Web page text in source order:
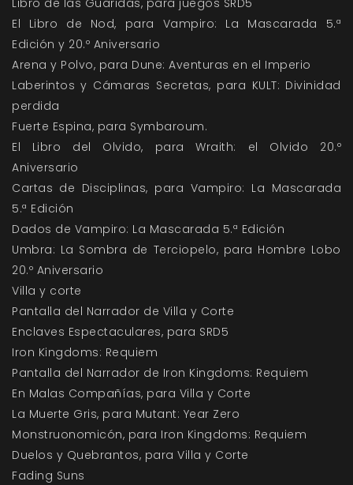
Libro de las Guaridas, para juegos SRD5
El Libro de Nod, para Vampiro: La Mascarada 5.ª
Edición y 20.º Aniversario
Arena y Polvo, para Dune: Aventuras en el Imperio
Laberintos y Cámaras Secretas, para KULT: Divinidad
perdida
Fuerte Espina, para Symbaroum.
El Libro del Olvido, para Wraith: el Olvido 20.º
Aniversario
Cartas de Disciplinas, para Vampiro: La Mascarada
5.ª Edición
Dados de Vampiro: La Mascarada 5.ª Edición
Umbra: La Sombra de Terciopelo, para Hombre Lobo
20.º Aniversario
Villa y corte
Pantalla del Narrador de Villa y Corte
Enclaves Espectaculares, para SRD5
Iron Kingdoms: Requiem
Pantalla del Narrador de Iron Kingdoms: Requiem
En Malas Compañías, para Villa y Corte
La Muerte Gris, para Mutant: Year Zero
Monstruonomicón, para Iron Kingdoms: Requiem
Duelos y Quebrantos, para Villa y Corte
Fading Suns